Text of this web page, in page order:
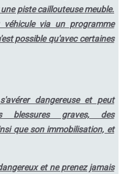
piste caillouteuse meuble.
via un programme
possible qu'avec certaines
dangereuse et peut
blessures graves, des
que son immobilisation, et
et ne prenez jamais